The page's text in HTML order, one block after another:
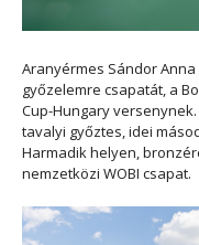
Aranyérmes Sándor
győzelemre csapatát, a
Cup-Hungary
tavalyi győztes, idei
Harmadik helyen,
nemzetközi WOBI csapat.